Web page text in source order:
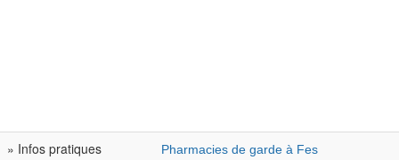
» Infos pratiques Pharmacies de garde à Fes